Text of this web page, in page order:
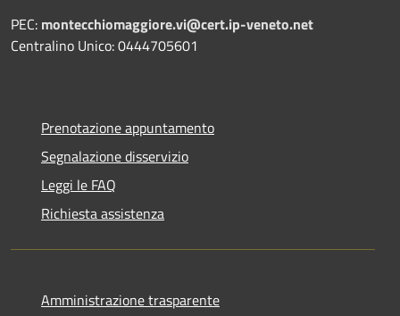
PEC: montecchiomaggiore.vi@cert.ip-veneto.net
Centralino Unico: 0444705601
Prenotazione appuntamento
Segnalazione disservizio
Leggi le FAQ
Richiesta assistenza
Amministrazione trasparente